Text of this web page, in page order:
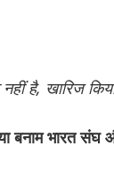
है, खारिज
बनाम भारत